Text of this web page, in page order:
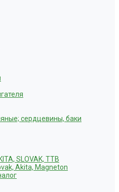
сердцевины, баки
SLOVAK, ТТВ
Akita, Magneton